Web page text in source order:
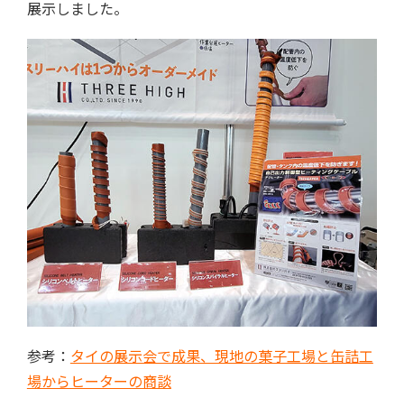
展示しました。
参考： タイの展示会で成果、現地の菓子工場と缶詰工
場からヒーターの商談